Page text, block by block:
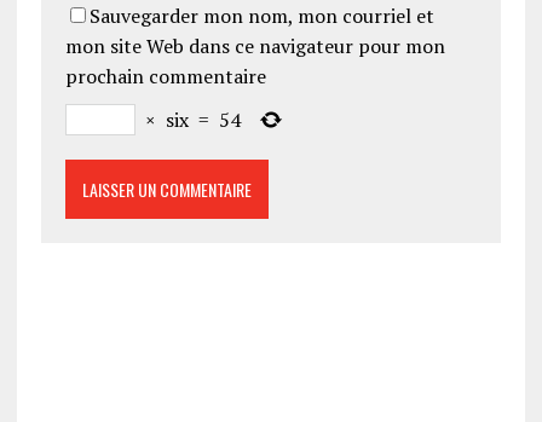
Sauvegarder mon nom, mon courriel et
mon site Web dans ce navigateur pour mon
prochain commentaire
× six = 54